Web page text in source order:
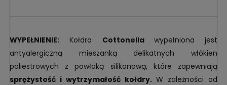
WYPEŁNIENIE: Kołdra Cottonella wypełniona jest
antyalergiczną mieszanką delikatnych włókien
poliestrowych z powłoką silikonową, które zapewniają
sprężystość i wytrzymałość kołdry. W zależności od